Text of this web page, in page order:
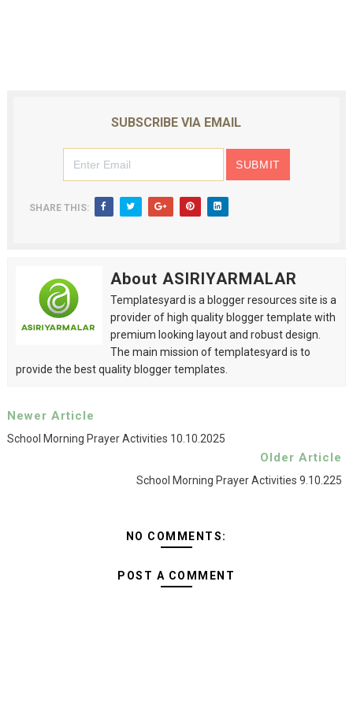
SUBSCRIBE VIA EMAIL
SHARE THIS:
About ASIRIYARMALAR
Templatesyard is a blogger resources site is a
provider of high quality blogger template with
premium looking layout and robust design.
The main mission of templatesyard is to
provide the best quality blogger templates.
Newer Article
School Morning Prayer Activities 10.10.2025
Older Article
School Morning Prayer Activities 9.10.225
NO COMMENTS:
POST A COMMENT